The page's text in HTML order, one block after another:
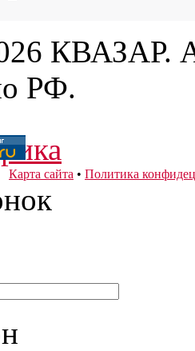
КВАЗАР.
РФ.
Карта сайта • Политика